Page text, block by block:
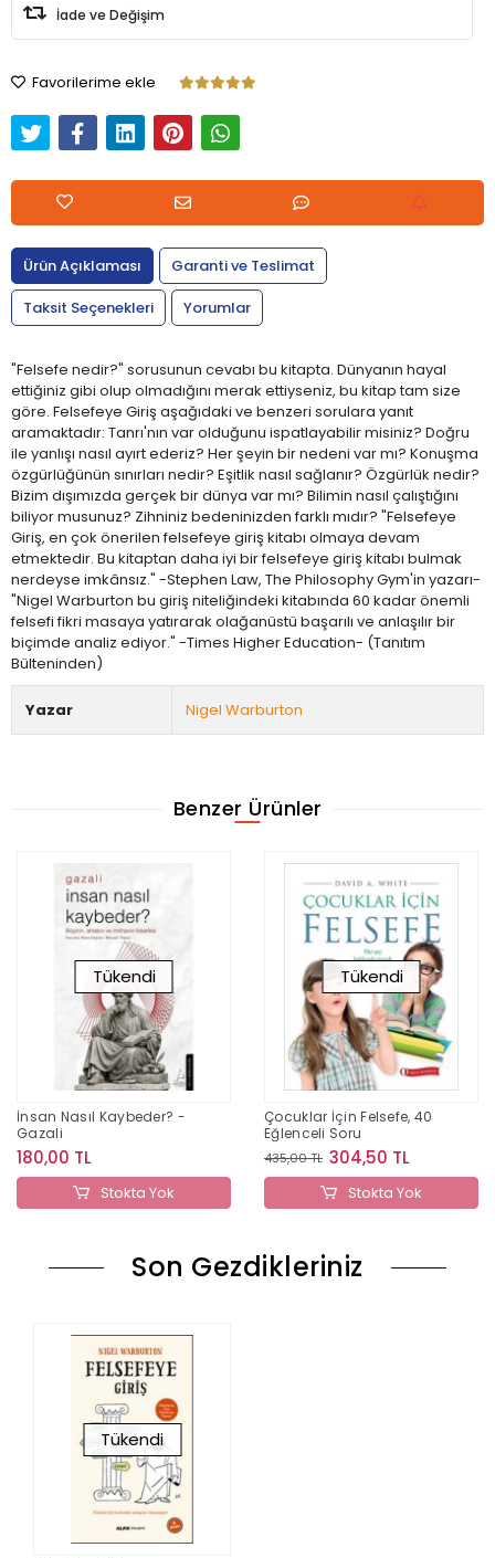
İade ve Değişim
Favorilerime ekle
Ürün Açıklaması
Garanti ve Teslimat
Taksit Seçenekleri
Yorumlar
"Felsefe nedir?" sorusunun cevabı bu kitapta. Dünyanın hayal
ettiğiniz gibi olup olmadığını merak ettiyseniz, bu kitap tam size
göre. Felsefeye Giriş aşağıdaki ve benzeri sorulara yanıt
aramaktadır: Tanrı'nın var olduğunu ispatlayabilir misiniz? Doğru
ile yanlışı nasıl ayırt ederiz? Her şeyin bir nedeni var mı? Konuşma
özgürlüğünün sınırları nedir? Eşitlik nasıl sağlanır? Özgürlük nedir?
Bizim dışımızda gerçek bir dünya var mı? Bilimin nasıl çalıştığını
biliyor musunuz? Zihniniz bedeninizden farklı mıdır? "Felsefeye
Giriş, en çok önerilen felsefeye giriş kitabı olmaya devam
etmektedir. Bu kitaptan daha iyi bir felsefeye giriş kitabı bulmak
nerdeyse imkânsız." -Stephen Law, The Philosophy Gym'in yazarı-
"Nigel Warburton bu giriş niteliğindeki kitabında 60 kadar önemli
felsefi fikri masaya yatırarak olağanüstü başarılı ve anlaşılır bir
biçimde analiz ediyor." -Times Higher Education- (Tanıtım
Bülteninden)
Yazar Nigel Warburton
Benzer Ürünler
Tükendi
İnsan Nasıl Kaybeder? -
Gazali
180,00 TL
Stokta Yok
Tükendi
Çocuklar İçin Felsefe, 40
Eğlenceli Soru
435,00 TL 304,50 TL
Stokta Yok
Son Gezdikleriniz
Tükendi